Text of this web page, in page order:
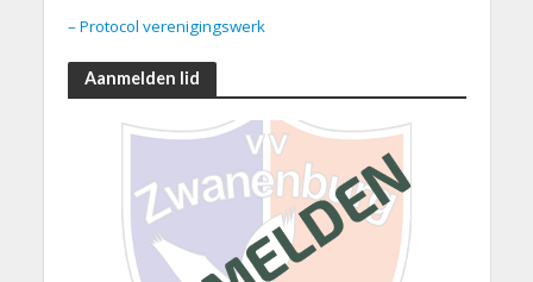
– Protocol verenigingswerk
Aanmelden lid